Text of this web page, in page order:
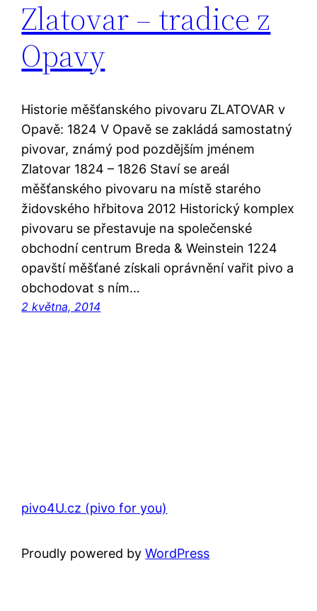
Zlatovar – tradice z
Opavy
Historie měšťanského pivovaru ZLATOVAR v
Opavě: 1824 V Opavě se zakládá samostatný
pivovar, známý pod pozdějším jménem
Zlatovar 1824 – 1826 Staví se areál
měšťanského pivovaru na místě starého
židovského hřbitova 2012 Historický komplex
pivovaru se přestavuje na společenské
obchodní centrum Breda & Weinstein 1224
opavští měšťané získali oprávnění vařit pivo a
obchodovat s ním…
2 května, 2014
pivo4U.cz (pivo for you)
Proudly powered byWordPress